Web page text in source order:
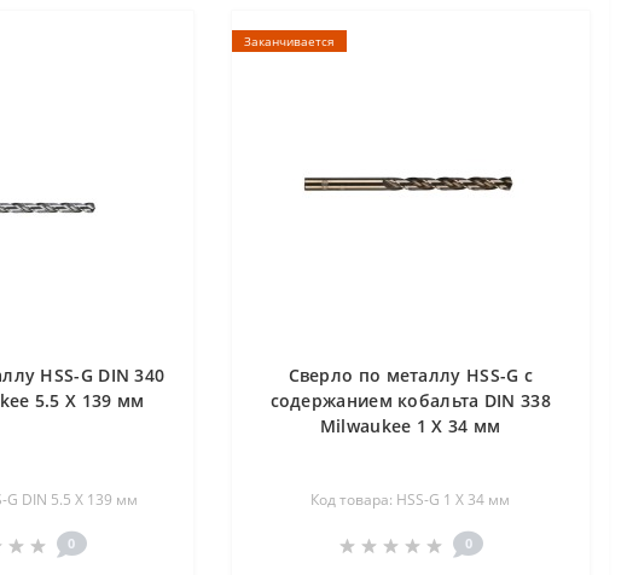
HSS-G DIN 340
5.5 X 139 мм
G DIN 5.5 X 139 мм
0
Заканчивается
Сверло по металлу HSS-G с
содержанием кобальта DIN 338
Milwaukee 1 X 34 мм
Код товара: HSS-G 1 X 34 мм
0